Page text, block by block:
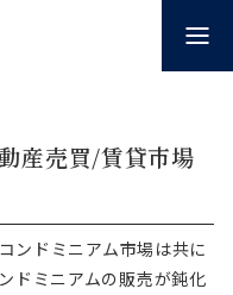
産売買/賃貸市場
ンドミニアム市場は共に
ドミニアムの販売が鈍化